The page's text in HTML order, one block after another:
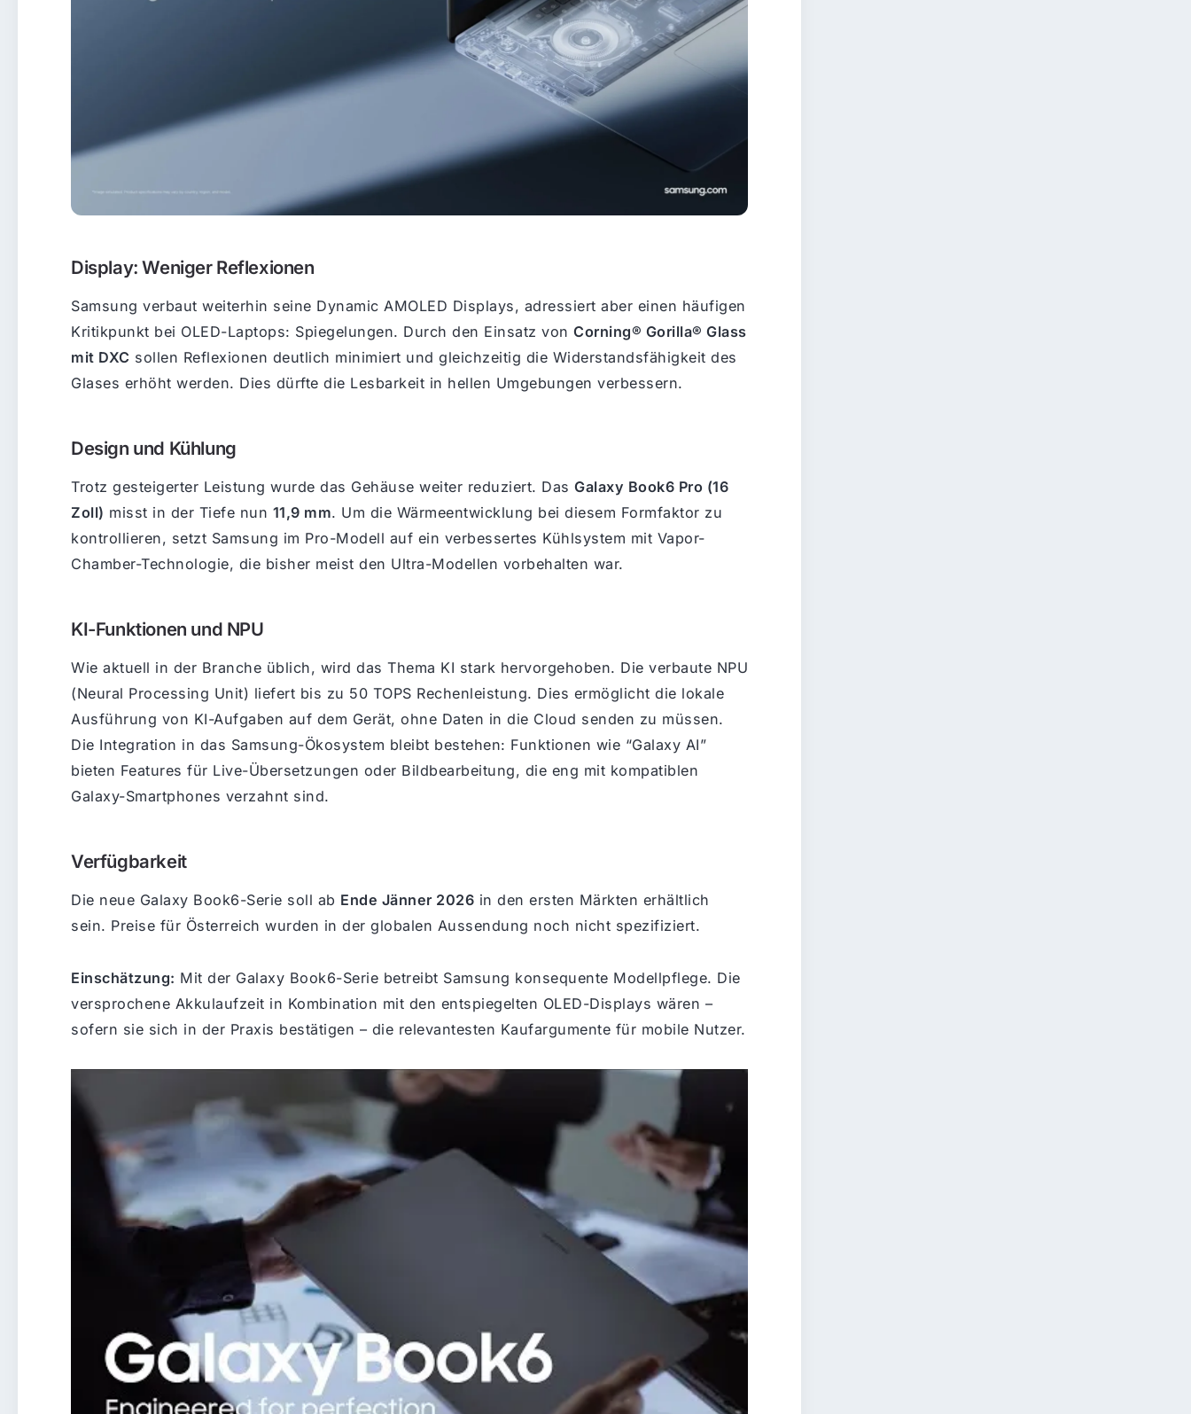
Display: Weniger Reflexionen
Samsung verbaut weiterhin seine Dynamic AMOLED Displays, adressiert aber einen häufigen
Kritikpunkt bei OLED-Laptops: Spiegelungen. Durch den Einsatz von Corning® Gorilla® Glass
mit DXC sollen Reflexionen deutlich minimiert und gleichzeitig die Widerstandsfähigkeit des
Glases erhöht werden. Dies dürfte die Lesbarkeit in hellen Umgebungen verbessern.
Design und Kühlung
Trotz gesteigerter Leistung wurde das Gehäuse weiter reduziert. Das Galaxy Book6 Pro (16
Zoll) misst in der Tiefe nun 11,9 mm. Um die Wärmeentwicklung bei diesem Formfaktor zu
kontrollieren, setzt Samsung im Pro-Modell auf ein verbessertes Kühlsystem mit Vapor-
Chamber-Technologie, die bisher meist den Ultra-Modellen vorbehalten war.
KI-Funktionen und NPU
Wie aktuell in der Branche üblich, wird das Thema KI stark hervorgehoben. Die verbaute NPU
(Neural Processing Unit) liefert bis zu 50 TOPS Rechenleistung. Dies ermöglicht die lokale
Ausführung von KI-Aufgaben auf dem Gerät, ohne Daten in die Cloud senden zu müssen.
Die Integration in das Samsung-Ökosystem bleibt bestehen: Funktionen wie “Galaxy AI”
bieten Features für Live-Übersetzungen oder Bildbearbeitung, die eng mit kompatiblen
Galaxy-Smartphones verzahnt sind.
Verfügbarkeit
Die neue Galaxy Book6-Serie soll ab Ende Jänner 2026 in den ersten Märkten erhältlich
sein. Preise für Österreich wurden in der globalen Aussendung noch nicht spezifiziert.
Einschätzung: Mit der Galaxy Book6-Serie betreibt Samsung konsequente Modellpflege. Die
versprochene Akkulaufzeit in Kombination mit den entspiegelten OLED-Displays wären –
sofern sie sich in der Praxis bestätigen – die relevantesten Kaufargumente für mobile Nutzer.